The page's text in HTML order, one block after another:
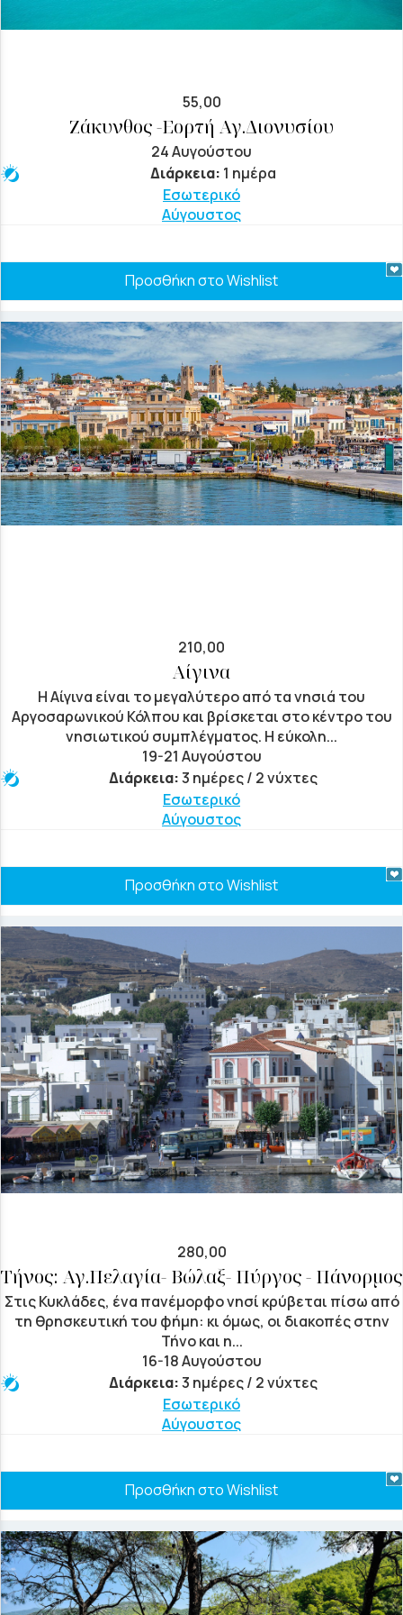
55,00
Ζάκυνθος -Εορτή Αγ.Διονυσίου
24 Αυγούστου
Διάρκεια: 1 ημέρα
Εσωτερικό
Αύγουστος
Προσθήκη στο Wishlist
210,00
Αίγινα
Η Αίγινα είναι το μεγαλύτερο από τα νησιά του
Αργοσαρωνικού Κόλπου και βρίσκεται στο κέντρο του
νησιωτικού συμπλέγματος. Η εύκολη...
19-21 Αυγούστου
Διάρκεια:3 ημέρες / 2 νύχτες
Εσωτερικό
Αύγουστος
Προσθήκη στο Wishlist
280,00
Τήνος: Αγ.Πελαγία- Βώλαξ- Πύργος - Πάνορμος
Στις Κυκλάδες, ένα πανέμορφο νησί κρύβεται πίσω από
τη θρησκευτική του φήμη: κι όμως, οι διακοπές στην
Τήνο και η...
16-18 Αυγούστου
Διάρκεια:3 ημέρες / 2 νύχτες
Εσωτερικό
Αύγουστος
Προσθήκη στο Wishlist